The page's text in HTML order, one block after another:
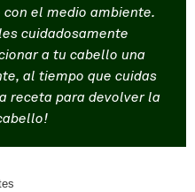
el medio ambiente.
cuidadosamente
a tu cabello una
al tiempo que cuidas
receta para devolver la